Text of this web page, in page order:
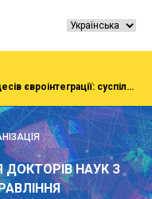
Конференція «Інституціоналізація процесів євроінтеграції: суспільство, економіка, адміністрування»
ДОКТОРІВ НАУК З